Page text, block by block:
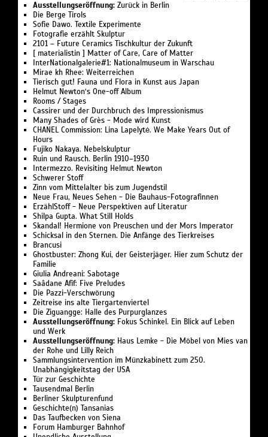
Ausstellungseröffnung: Zurück in Berlin
Die Berge Tirols
Sofie Dawo. Textile Experimente
Fotografie erzählt Skulptur
2101 – Future Ceramics Tischkultur der Zukunft
[ materialistin ] Matter of Care, Care of Matter
InterNationalgalerie#1: Nationalmuseum in Warschau
Mirae kh Rhee: Weiterreichen
Tierisch gut! Fauna und Flora in Kunst aus Japan
Helmut Newton‘s One-off Album
Rooms / Stages
Cassirer und der Durchbruch des Impressionismus
Many Shades of Grès - Mode wird Kunst
CHANEL Commission: Lina Lapelytė. We Make Years Out of
Hours
Fujiko Nakaya. Nebelskulptur
Ruin und Rausch. Berlin 1910–1930
Intermezzo. Revisiting Helmut Newton
Schwerer Stoff
Zinn vom Mittelalter bis zum Jugendstil
Neue Frau, Neues Sehen - Die Bauhaus-Fotografinnen
ErzählStoff - Neue Perspektiven auf Literatur
Shilpa Gupta. What Still Holds
Skandal! Hermione von Preuschen und der Mors Imperator
Schicksal in den Sternen. Die Anfänge des Tierkreises
Brancusi
Ghostbuster: Zhong Kui, der Geisterjäger. Hier zum Schutz der
Familie
Giulia Andreani: Sabotage
Saâdane Afif: Five Preludes
Die Pazzi-Verschwörung
Zeitreise ins alte Tiergartenviertel
Die Ziguangge: Halle des Purpurglanzes
Ausstellungseröffnung: Fokus Schinkel. Ein Blick auf Leben
und Werk
Ausstellungseröffnung: Haus Lemke - Die Möbel von Mies van
der Rohe und Lilly Reich
Sammlungsintervention im Münzkabinett zum 250.
Unabhängigkeitstag der USA
Tür zur Geschichte
Tausendmal Berlin
Berliner Skulpturenfund
Geschichte(n) Tansanias
Das Taufbecken von Siena
Forum Hamburger Bahnhof